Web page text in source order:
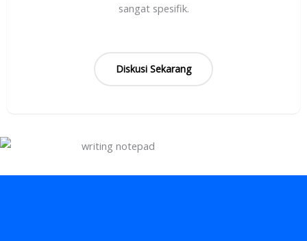
sangat spesifik.
Diskusi Sekarang